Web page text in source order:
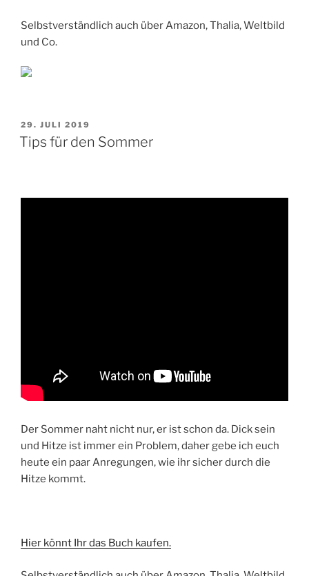
Selbstverständlich auch über Amazon, Thalia, Weltbild
und Co.
VERÖFFENTLICHT
AM
29. JULI 2019
Tips für den Sommer
Der Sommer naht nicht nur, er ist schon da. Dick sein
und Hitze ist immer ein Problem, daher gebe ich euch
heute ein paar Anregungen, wie ihr sicher durch die
Hitze kommt.
Hier könnt Ihr das Buch kaufen.